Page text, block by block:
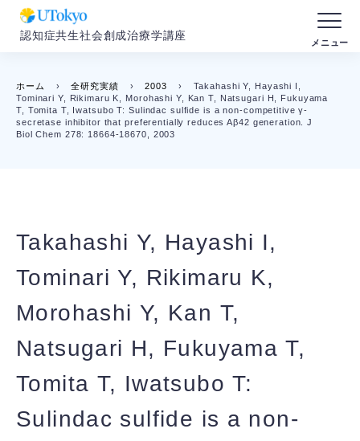
認知症共生社会創成治療学講座
ホーム › 全研究実績 › 2003 ›
Takahashi Y, Hayashi I,
Tominari Y, Rikimaru K, Morohashi Y, Kan T, Natsugari H, Fukuyama
T, Tomita T, Iwatsubo T: Sulindac sulfide is a non-competitive γ-
secretase inhibitor that preferentially reduces Aβ42 generation. J
Biol Chem 278: 18664-18670, 2003
Takahashi Y, Hayashi I,
Tominari Y, Rikimaru K,
Morohashi Y, Kan T,
Natsugari H, Fukuyama T,
Tomita T, Iwatsubo T:
Sulindac sulfide is a non-